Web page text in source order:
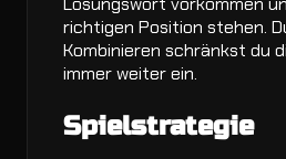
richtigen Position stehen.
Kombinieren schränkst du
immer weiter ein.
Spielstrategie